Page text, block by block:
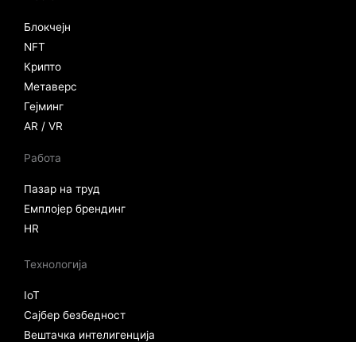
Блокчејн
NFT
Крипто
Метаверс
Гејминг
AR / VR
Работа
Пазар на труд
Емплојер брендинг
HR
Технологија
IoT
Сајбер безбедност
Вештачка интелигенција